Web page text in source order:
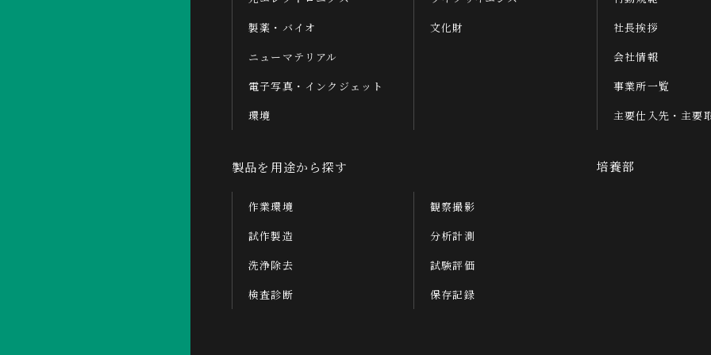
製薬・バイオ
ニューマテリアル
電子写真・インクジェット
環境
文化財
製品を用途から探す
作業環境
試作製造
洗浄除去
検査診断
観察撮影
分析計測
試験評価
保存記録
社長挨拶
会社情報
事業所一覧
主要仕入先・主要
培養部